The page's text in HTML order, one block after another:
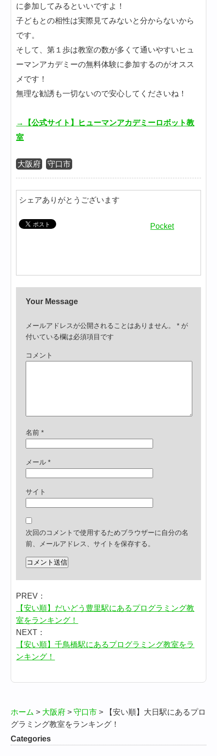
に参加してみるといいですよ！
子どもとの相性は実際見てみないと分からないから
です。
そして、第１歩は教室の数が多くて通いやすいヒュ
ーマンアカデミーの無料体験に参加するのがオスス
メです！
無理な勧誘も一切ないので安心してくださいね！
→【公式サイト】ヒューマンアカデミーロボット教
室
大阪府 守口市
シェアありがとうございます
Pocket
Your Message
メールアドレスが公開されることはありません。 * が
付いている欄は必須項目です
コメント
名前*
メール*
サイト
次回のコメントで使用するためブラウザーに自分の名
前、メールアドレス、サイトを保存する。
PREV：
【安い順】だいどう豊里駅にあるプログラミング教
室をランキング！
NEXT：
【安い順】千鳥橋駅にあるプログラミング教室をラ
ンキング！
ホーム > 大阪府 >守口市 >
【安い順】大日駅にあるプロ
グラミング教室をランキング！
Categories